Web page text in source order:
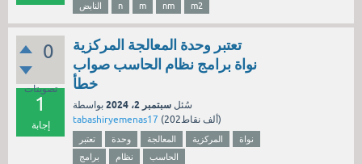
النابض
n m nm m2
0
تصويتات
1
إجابة
تعتبر وحدة المعالجة المركزية
نواة برامج نظام الحاسب صواب
خطأ
سُئل سبتمبر 2، 2024
بواسطة
tabashiryemenas17 ( 202ألف نقاط)
تعتبر وحدة المعالجة المركزية
نواة
برامج
نظام الحاسب